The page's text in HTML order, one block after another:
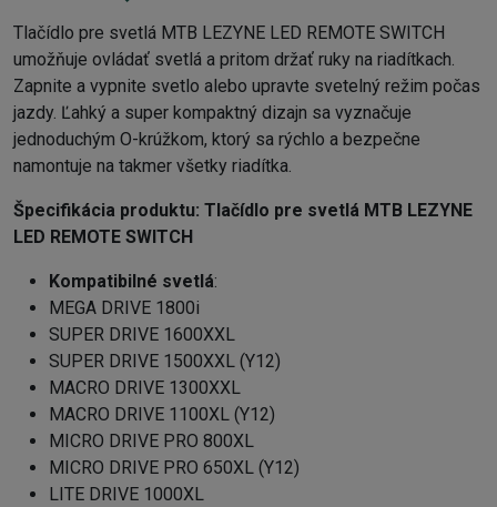
Tlačídlo pre svetlá MTB LEZYNE LED REMOTE SWITCH
umožňuje ovládať svetlá a pritom držať ruky na riadítkach.
Zapnite a vypnite svetlo alebo upravte svetelný režim počas
jazdy. Ľahký a super kompaktný dizajn sa vyznačuje
jednoduchým O-krúžkom, ktorý sa rýchlo a bezpečne
namontuje na takmer všetky riadítka.
Špecifikácia produktu: Tlačídlo pre svetlá MTB LEZYNE
LED REMOTE SWITCH
Kompatibilné svetlá:
MEGA DRIVE 1800i
SUPER DRIVE 1600XXL
SUPER DRIVE 1500XXL (Y12)
MACRO DRIVE 1300XXL
MACRO DRIVE 1100XL (Y12)
MICRO DRIVE PRO 800XL
MICRO DRIVE PRO 650XL (Y12)
LITE DRIVE 1000XL